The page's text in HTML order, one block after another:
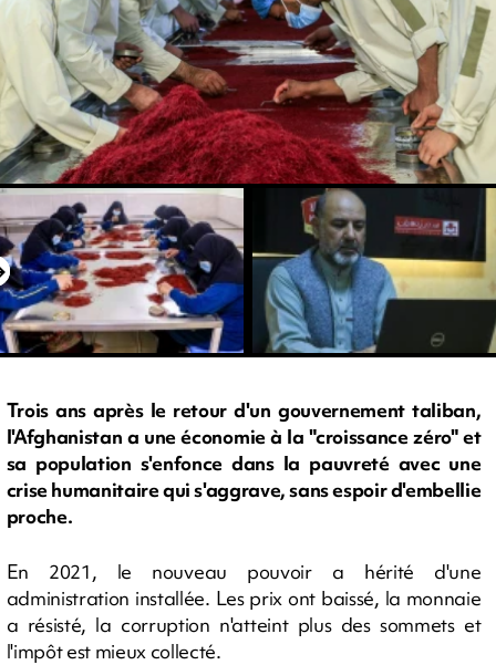
Trois ans après le retour d'un gouvernement taliban,
l'Afghanistan a une économie à la "croissance zéro" et
sa population s'enfonce dans la pauvreté avec une
crise humanitaire qui s'aggrave, sans espoir d'embellie
proche.
En 2021, le nouveau pouvoir a hérité d'une
administration installée. Les prix ont baissé, la monnaie
a résisté, la corruption n'atteint plus des sommets et
l'impôt est mieux collecté.